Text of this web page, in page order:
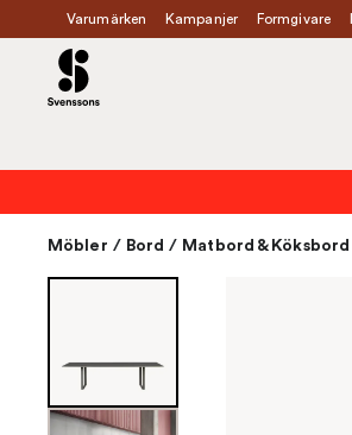
Varumärken Kampanjer Formgivare
Möbler / Bord / Matbord & Köksbord